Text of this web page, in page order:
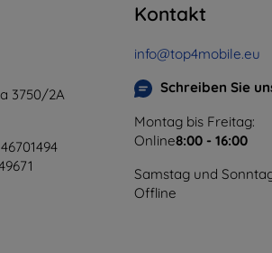
3750/2A
46701494
Kontakt
info@top4mobile.eu
Schreiben Sie
Montag bis Freitag:
Online8:00 - 16:00
Samstag und
Offline